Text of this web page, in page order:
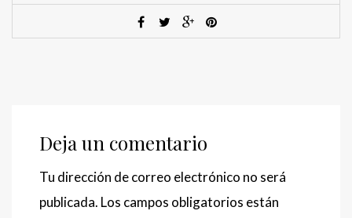
Deja un comentario
Tu dirección de correo electrónico no será
publicada. Los campos obligatorios están